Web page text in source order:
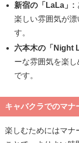
新宿の「LaLa」:
楽しい雰囲気が
す。
六本木の「Night
ーな雰囲気を楽
です。
キャバクラでのマナ
楽しむためにはマナ